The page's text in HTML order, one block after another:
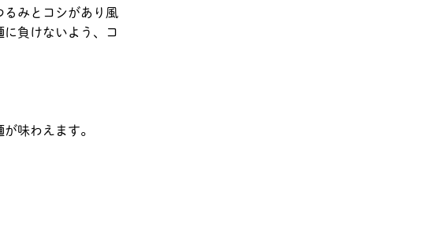
みとコシがあり風
負けないよう、コ
味わえます。